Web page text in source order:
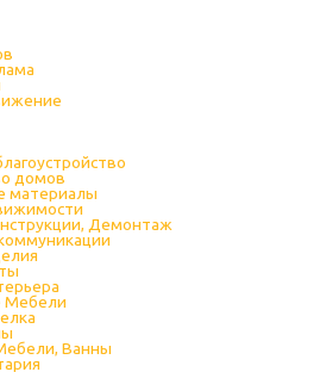
домов
материалы
Демонтаж
Мебели
Ванны